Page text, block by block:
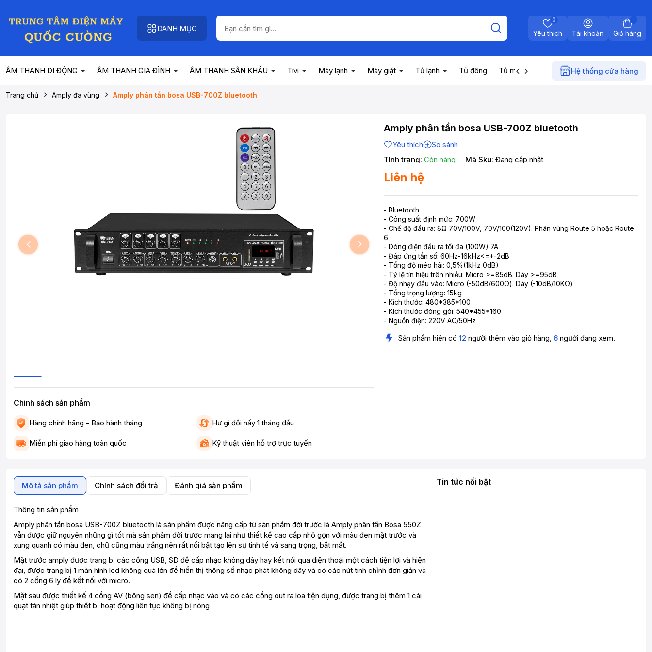
DANH MỤC
Yêu thích
0
Tài khoản Giỏ hàng
ÂM THANH DI ĐỘNG ÂM THANH GIA ĐÌNH ÂM THANH SÂN KHẤU Tivi Máy lạnh Máy giặt Tủ lạnh Tủ đông Tủ mát Máy nước nóng Điện gia
Hệ thống cửa hàng
Trang chủ Amply đa vùng Amply phân tần bosa USB-700Z bluetooth
Chinh sách sản phẩm
Hàng chính hãng - Bảo hành tháng Hư gì đổi nấy 1 tháng đầu
Miễn phí giao hàng toàn quốc Kỹ thuật viên hỗ trợ trực tuyến
Amply phân tần bosa USB-700Z bluetooth
Yêu thích
So sánh
Tình trạng: Còn hàng Mã Sku: Đang cập nhật
Liên hệ
- Bluetooth
- Công suất định mức: 700W
- Chế độ đầu ra: 8Ω 70V/100V, 70V/100(120V). Phân vùng Route 5 hoặc Route
6
- Dòng điện đầu ra tối đa (100W) 7A
- Đáp ứng tần số: 60Hz-16kHz<=+-2dB
- Tổng độ méo hài: 0,5%(1kHz 0dB)
- Tỷ lệ tín hiệu trên nhiễu: Micro >=85dB. Dây >=95dB
- Độ nhạy đầu vào: Micro (-50dB/600Ω). Dây (-10dB/10KΩ)
- Tổng trọng lượng: 15kg
- Kích thước: 480*385*100
- Kích thước đóng gói: 540*455*160
- Nguồn điện: 220V AC/50Hz
Sản phẩm hiện có 12 người thêm vào giỏ hàng, 6 người đang xem.
Mô tả sản phẩm Chính sách đổi trả Đánh giá sản phẩm
Thông tin sản phẩm
Amply phân tần bosa USB-700Z bluetooth là sản phẩm được nâng cấp từ sản phẩm đời trước là Amply phân tần Bosa 550Z
vẫn được giữ nguyên những gì tốt mà sản phẩm đời trước mang lại như thiết kế cao cấp nhỏ gọn với màu đen mặt trước và
xung quanh có màu đen, chữ cũng màu trắng nên rất nổi bật tạo lên sự tinh tế và sang trọng, bắt mắt.
Mặt trước amply được trang bị các cổng USB, SD để cấp nhạc không dây hay kết nối qua điện thoại một cách tiện lợi và hiện
đại, được trang bị 1 màn hình led không quá lớn để hiển thị thông số nhạc phát không dây và có các nút tinh chỉnh đơn giản và
có 2 cổng 6 ly để kết nối với micro.
Mặt sau được thiết kế 4 cổng AV (bông sen) để cấp nhạc vào và có các cổng out ra loa tiện dụng, được trang bị thêm 1 cái
quạt tản nhiệt giúp thiết bị hoạt động liên tục không bị nóng
Tin tức nổi bật